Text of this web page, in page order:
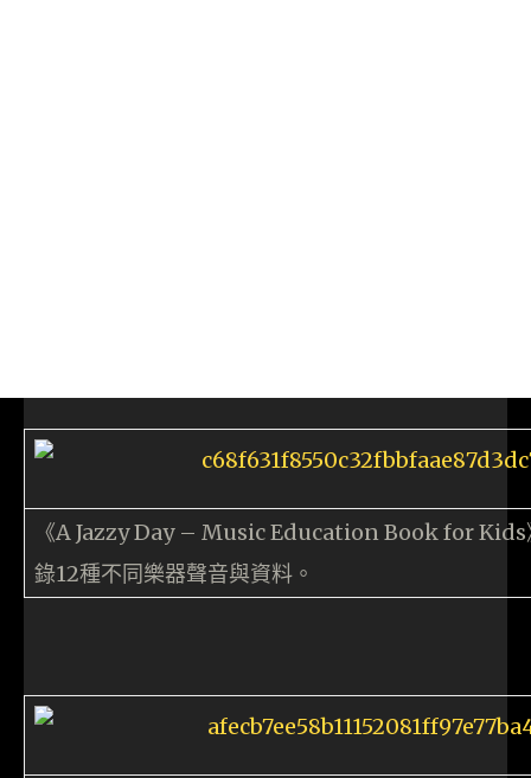
《A Jazzy Day – Music Education Book for Kids
錄12種不同樂器聲音與資料。